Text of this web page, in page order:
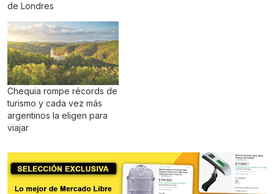
de Londres
Chequia rompe récords de
turismo y cada vez más
argentinos la eligen para
viajar